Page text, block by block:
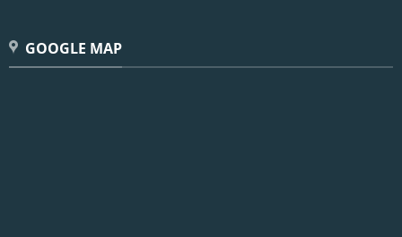
GOOGLE MAP